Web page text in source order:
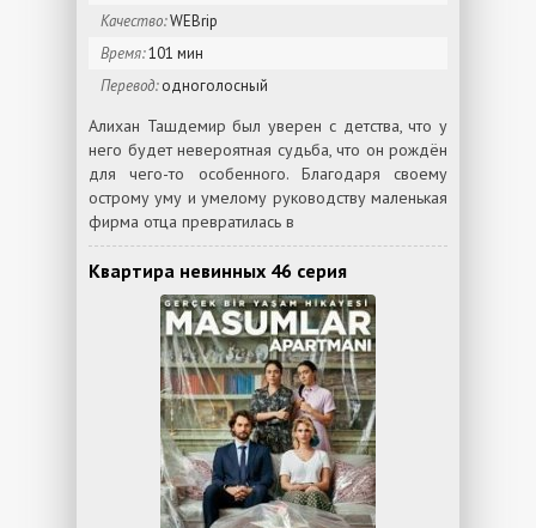
Качество:WEBrip
Время:101 мин
Перевод:одноголосный
Алихан Ташдемир был уверен с детства, что у
него будет невероятная судьба, что он рождён
для чего-то особенного. Благодаря своему
острому уму и умелому руководству маленькая
фирма отца превратилась в
Квартира невинных 46 серия